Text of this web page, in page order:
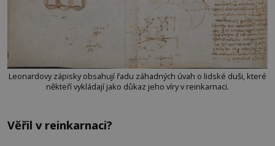
Leonardovy zápisky obsahují řadu záhadných úvah o lidské duši, které
někteří vykládají jako důkaz jeho víry v reinkarnaci.
Věřil v reinkarnaci?